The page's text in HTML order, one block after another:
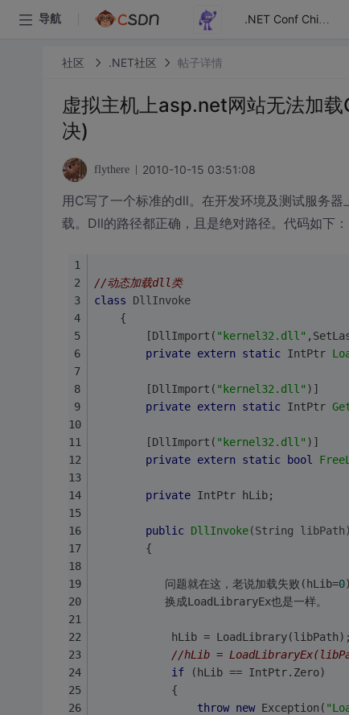
导航 .NET Conf China
社区 .NET社区 帖子详情
虚拟主机上asp.net网站无法加
决)
flythere 2010-10-15 03:51:08
用C写了一个标准的dll。在开发环境及测试服务
载。Dll的路径都正确，且是绝对路径。代码如下：
//动态加载dll类
class
DllInvoke
    {
        [DllImport(
"kernel32.dll"
private extern static IntPtr
        [DllImport(
"kernel32.dll" )]
private extern static IntPtr
        [DllImport(
"kernel32.dll" )]
private extern static bool
private IntPtr hLib;
public DllInvoke(String libPath)
        {
           问题就在这，老说加载失败(hLib=
0
           换成LoadLibraryEx也是一样。
            hLib = LoadLibrary(libPath);
//hLib =
if (hLib == IntPtr.Zero)
            {
throw new Exception(